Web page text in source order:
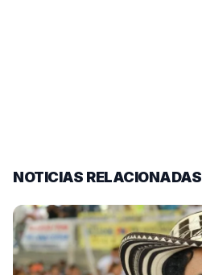
NOTICIAS RELACIONADAS